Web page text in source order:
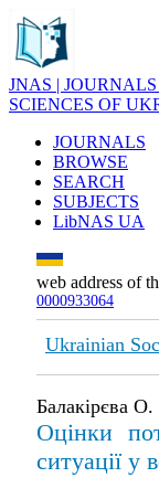
JNAS |
SCIENCES OF
JOURNALS
BROWSE
SEARCH
SUBJECTS
LibNAS UA
web address of
0000933064
Ukrainian
Балакірєва
Оцінки
ситуації у